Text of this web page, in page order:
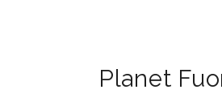
Planet